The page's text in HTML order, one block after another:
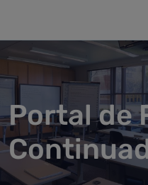
Portal de
Portal de